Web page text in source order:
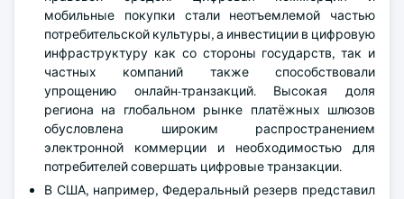
мобильные покупки стали неотъемлемой частью
потребительской культуры, а инвестиции в цифровую
инфраструктуру как со стороны государств, так и
частных компаний также способствовали
упрощению онлайн-транзакций. Высокая доля
региона на глобальном рынке платёжных шлюзов
обусловлена широким распространением
электронной коммерции и необходимостью для
потребителей совершать цифровые транзакции.
В США, например, Федеральный резерв представил